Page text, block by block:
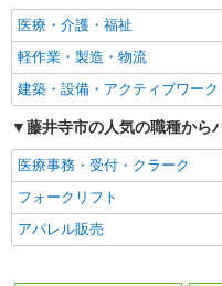
大学生歓迎
フリーター歓迎
エルダー（50代～）活躍中
週2～3日勤務OK
深夜
交通費支給
まかない・食事補助
制服貸与
医療・介護・福祉
軽作業・製造・物流
建築・設備・アクティブワーク
藤井寺市の人気の職種から
医療事務・受付・クラーク
フォークリフト
アパレル販売